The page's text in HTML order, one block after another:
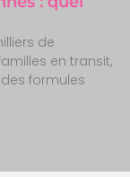
de
en transit,
formules